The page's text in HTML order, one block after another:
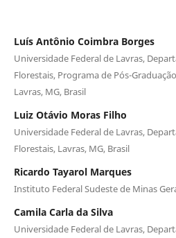
Luís Antônio Coimbra Borges
Universidade Federal de Lavras,
Florestais, Programa de Pós-
Lavras, MG, Brasil
Luiz Otávio Moras Filho
Universidade Federal de Lavras,
Florestais, Lavras, MG, Brasil
Ricardo Tayarol Marques
Instituto Federal Sudeste de Minas
Camila Carla da Silva
Universidade Federal de Lavras,